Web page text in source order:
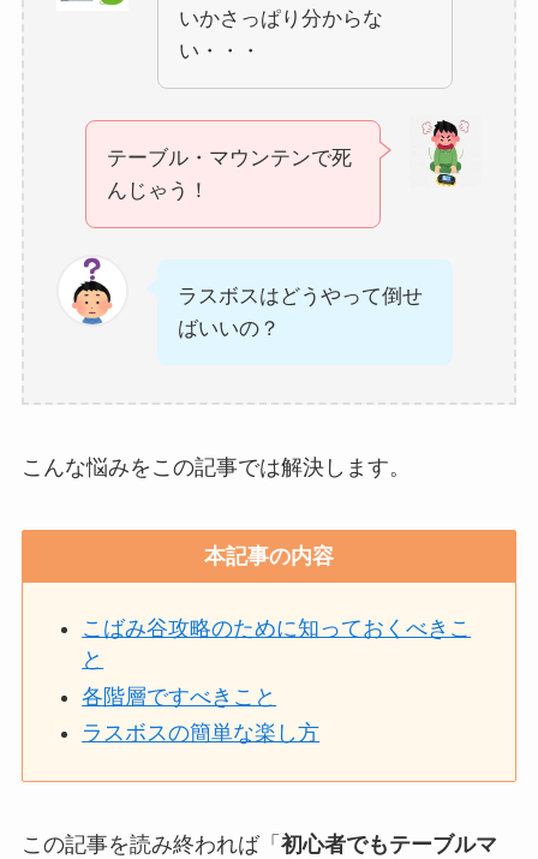
いかさっぱり分からな
い・・・
テーブル・マウンテンで死
んじゃう！
ラスボスはどうやって倒せ
ばいいの？
こんな悩みをこの記事では解決します。
本記事の内容
こばみ谷攻略のために知っておくべきこ
と
各階層ですべきこと
ラスボスの簡単な楽し方
この記事を読み終われば「 初心者でもテーブルマ